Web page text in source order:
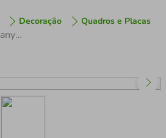
Decoração Quadros e Placas
Quadro Antelope Canyon Arizona 86x60 Sem Moldura